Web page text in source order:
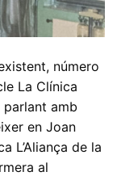
número
La Clínica
parlant amb
en Joan
L’Aliança de la
al